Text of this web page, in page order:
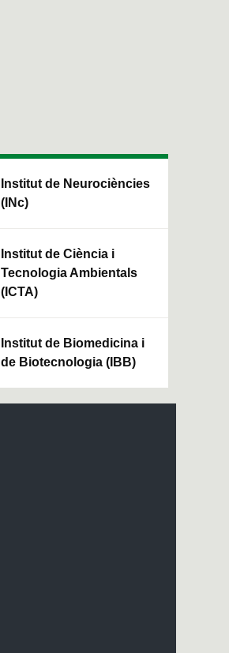
Institut de Neurociències
(INc)
Institut de Ciència i
Tecnologia Ambientals
(ICTA)
Institut de Biomedicina i
de Biotecnologia (IBB)